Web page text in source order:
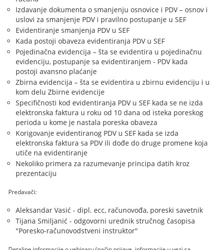
Izdavanje dokumenta o smanjenju osnovice i PDV – osnov i
uslovi za smanjenje PDV i pravilno postupanje u SEF
Evidentiranje smanjenja PDV u SEF
Kada postoji obaveza evidentiranja PDV u SEF
Pojedinačna evidencija – šta se evidentira u pojedinačnu
evidenciju, postupanje sa evidentiranjem - PDV kada
postoji avansno plaćanje
Zbirna evidencija – šta se evidentira u zbirnu evidenciju i u
kom delu Zbirne evidencije
Specifičnosti kod evidentiranja PDV u SEF kada se ne izda
elektronska faktura u roku od 10 dana od isteka poreskog
perioda u kome je nastala poreska obaveza
Korigovanje evidentiranog PDV u SEF kada se izda
elektronska faktura sa PDV ili dođe do druge promene koja
utiče na evidentiranje
Nekoliko primera za razumevanje principa datih kroz
prezentaciju
Predavači:
Aleksandar Vasić - dipl. ecc, računovođa, poreski savetnik
Tijana Smiljanić - odgovorni urednik stručnog časopisa
"Poresko-računovodstveni instruktor"